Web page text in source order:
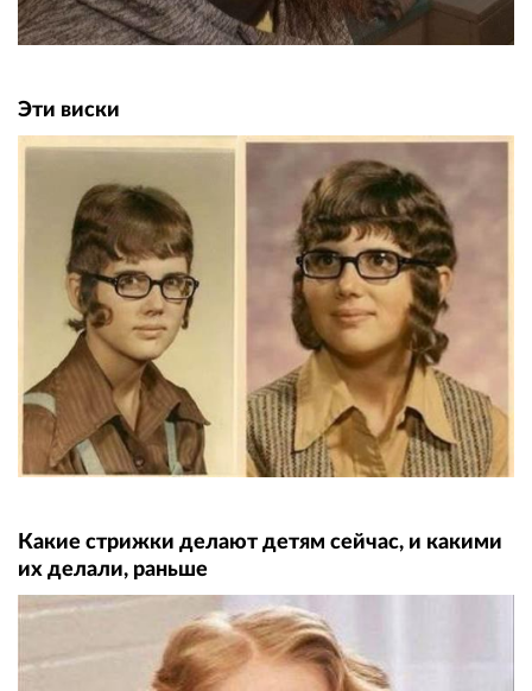
Эти виски
Какие стрижки делают детям сейчас, и какими
их делали, раньше